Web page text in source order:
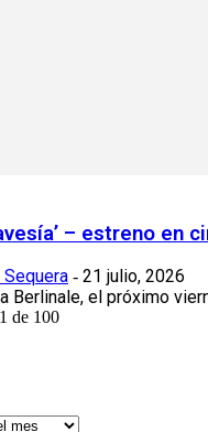
– estreno en
Sequera - 21 julio, 2026
Berlinale, el próximo
de 100